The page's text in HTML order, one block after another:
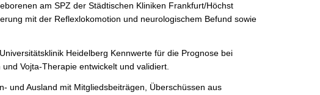
am SPZ der Städtischen Kliniken Frankfurt/Höchst
mit der Reflexlokomotion und neurologischem Befund sowie
Heidelberg Kennwerte für die Prognose bei
Vojta-Therapie entwickelt und validiert.
und Ausland mit Mitgliedsbeiträgen, Überschüssen aus